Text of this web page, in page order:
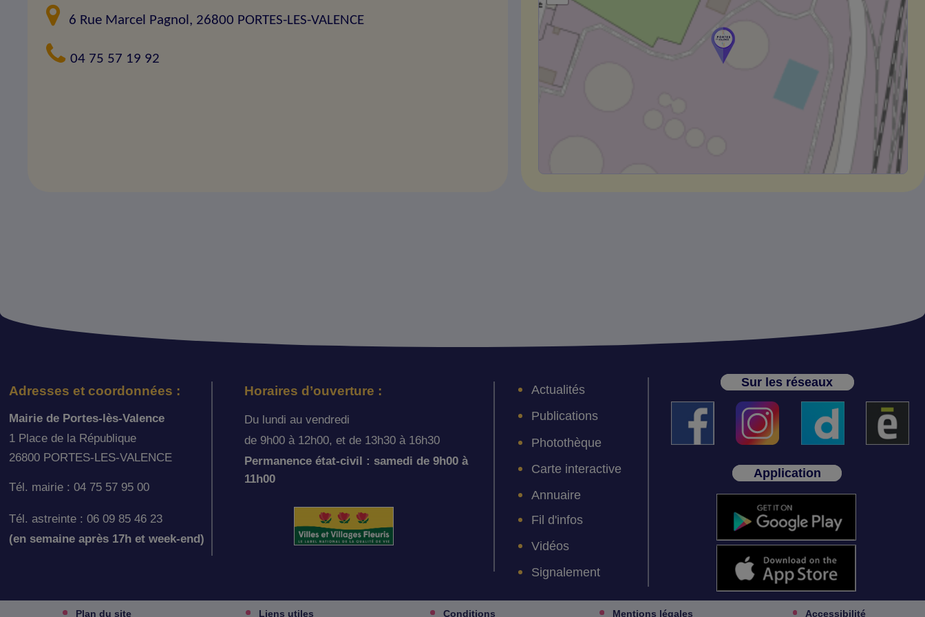
6 Rue Marcel Pagnol, 26800 PORTES-LES-VALENCE
04 75 57 19 92
Adresses et coordonnées :
Mairie de Portes-lès-Valence
1 Place de la République
26800 PORTES-LES-VALENCE
Tél. mairie : 04 75 57 95 00
Tél. astreinte : 06 09 85 46 23
(en semaine après 17h et week-end)
Horaires d’ouverture :
Du lundi au vendredi
de 9h00 à 12h00, et de 13h30 à 16h30
Permanence état-civil : samedi de 9h00 à
11h00
Actualités
Publications
Photothèque
Carte interactive
Annuaire
Fil d'infos
Vidéos
Signalement
Sur les réseaux
Application
Plan du site Liens utiles Conditions Mentions légales Accessibilité